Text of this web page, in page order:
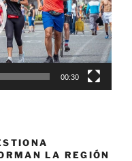
00:30
LA REGIÓN